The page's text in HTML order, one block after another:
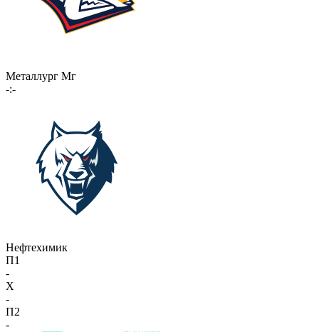
Металлург Мг
-:-
Нефтехимик
П1
-
X
-
П2
-